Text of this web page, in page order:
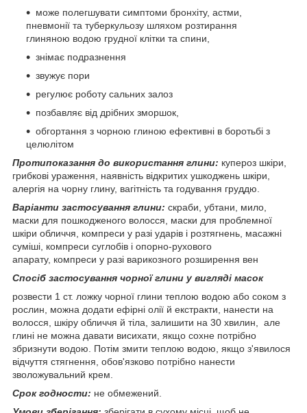
може полегшувати симптоми бронхіту, астми,
пневмонії та туберкульозу шляхом розтирання
глиняною водою грудної клітки та спини,
знімає подразнення
звужує пори
регулює роботу сальних залоз
позбавляє від дрібних зморшок,
обгортання з чорною глиною ефективні в боротьбі з
целюлітом
Протипоказання до використання глини: купероз шкіри,
грибкові ураження, наявність відкритих ушкоджень шкіри,
алергія на чорну глину, вагітність та годування груддю.
Варіанти застосування глини: скраби, убтани, мило,
маски для пошкодженого волосся, маски для проблемної
шкіри обличчя, компреси у разі ударів і розтягнень, масажні
суміші, компреси суглобів і опорно-рухового
апарату, компреси у разі варикозного розширення вен
Спосіб застосування чорної глини у вигляді масок
розвести 1 ст. ложку чорної глини теплою водою або соком з
рослин, можна додати ефірні олії й екстракти, нанести на
волосся, шкіру обличчя й тіла, залишити на 30 хвилин, але
глині не можна давати висихати, якщо сохне потрібно
збризнути водою. Потім змити теплою водою, якщо з'явилося
відчуття стягнення, обов'язково потрібно нанести
зволожувальний крем.
Срок годности: не обмежений.